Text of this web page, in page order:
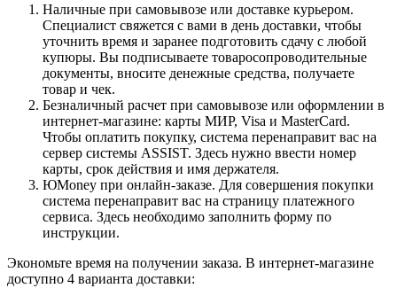
Наличные при самовывозе или доставке курьером.
Специалист свяжется с вами в день доставки, чтобы
уточнить время и заранее подготовить сдачу с любой
купюры. Вы подписываете товаросопроводительные
документы, вносите денежные средства, получаете
товар и чек.
Безналичный расчет при самовывозе или оформлении в
интернет-магазине: карты МИР, Visa и MasterCard.
Чтобы оплатить покупку, система перенаправит вас на
сервер системы ASSIST. Здесь нужно ввести номер
карты, срок действия и имя держателя.
ЮMoney при онлайн-заказе. Для совершения покупки
система перенаправит вас на страницу платежного
сервиса. Здесь необходимо заполнить форму по
инструкции.
Экономьте время на получении заказа. В интернет-магазине
доступно 4 варианта доставки: